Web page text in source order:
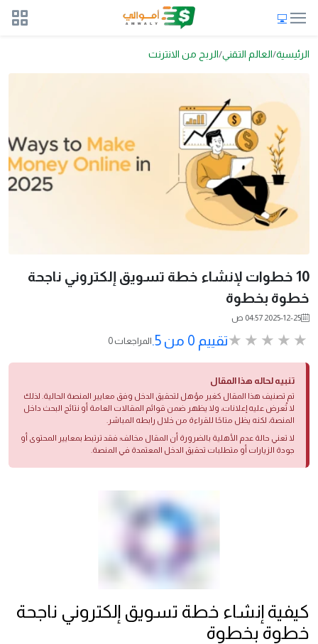
الرئيسية العالم التقني الربح من الانترنت
10 خطوات لإنشاء خطة تسويق إلكتروني ناجحة
خطوة بخطوة
2025-12-25 04:57 ص
تقييم 0 من 5. 0 المراجعات
تنبيه لحاله هذا المقال
تم تصنيف هذا المقال كغير مؤهل لتحقيق الدخل وفق معايير المنصة الحالية. لذلك
لا تُعرض عليه إعلانات، ولا يظهر ضمن قوائم المقالات العامة أو نتائج البحث داخل
المنصة، لكنه يظل متاحًا للقراءة من خلال رابطه المباشر.
لا تعني حالة عدم الأهلية بالضرورة أن المقال مخالف؛ فقد ترتبط بمعايير المحتوى أو
جودة الزيارات أو متطلبات تحقيق الدخل المعتمدة في المنصة.
كيفية إنشاء خطة تسويق إلكتروني ناجحة
خطوة بخطوة